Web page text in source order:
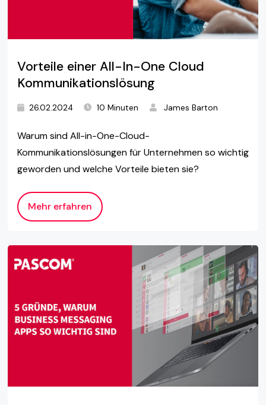
Vorteile einer All-In-One Cloud
Kommunikationslösung
26.02.2024 10 Minuten James Barton
Warum sind All-in-One-Cloud-
Kommunikationslösungen für Unternehmen so wichtig
geworden und welche Vorteile bieten sie?
Mehr erfahren